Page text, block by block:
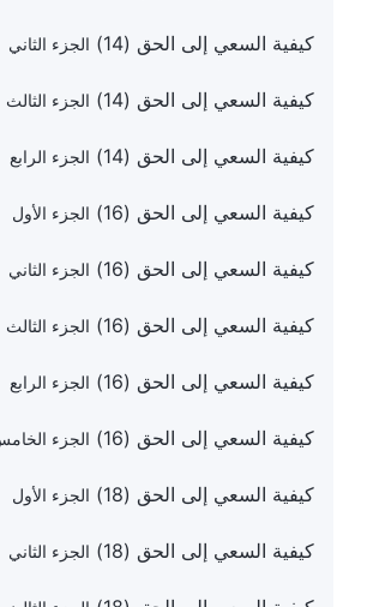
كيفية السعي إلى الحق (14) الجزء الثاني
كيفية السعي إلى الحق (14) الجزء الثالث
كيفية السعي إلى الحق (14) الجزء الرابع
كيفية السعي إلى الحق (16) الجزء الأول
كيفية السعي إلى الحق (16) الجزء الثاني
كيفية السعي إلى الحق (16) الجزء الثالث
كيفية السعي إلى الحق (16) الجزء الرابع
كيفية السعي إلى الحق (16) الجزء
كيفية السعي إلى الحق (18) الجزء الأول
كيفية السعي إلى الحق (18) الجزء الثاني